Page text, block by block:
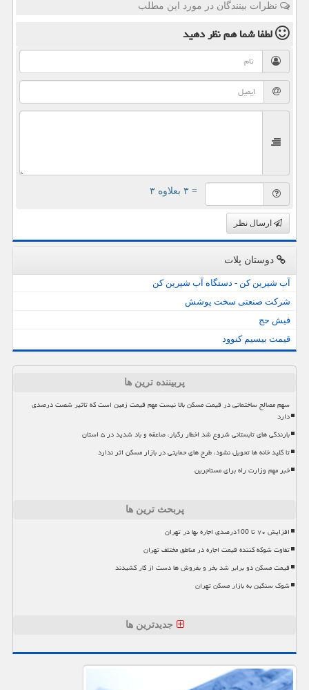
نظرات بینندگان در مورد این مطلب
لطفا شما همنظر دهید
= ۳ بعلاوه ۳
ارسال نظر
دوستان پلات
آب شیرین کن - دستگاه آب شیرین کن
شرکت صنعتی سخت پوشش
فیش حج
قیمت بیسیم کنوود
پربیننده ترین ها
سهم مصالح ساختمانی در قیمت مسکن بالا نیست مهم قیمت زمین است که تاثیر شصت درصدی
دارد
بارندگی های تابستانی شروع شد اخطار رگبار، صاعقه و باد شدید در ۵ استان
تا کلید خانه ها تحویل نشود، طرح های حمایتی در بازار مسکن اثر ندارد
خبر مهم وزارت راه برای مستاجرین
پربحث ترین ها
افزایش ۷۰ تا 100درصدی اجاره بها در تهران
تفاوت شوکه کننده قیمت اجاره در مناطق مختلف تهران
قیمت مسکن دو برابر شد بخر و بفروش ها دست از کار کشیدند
شوک سنگین به بازار مسکن تهران
جدیدترین ها